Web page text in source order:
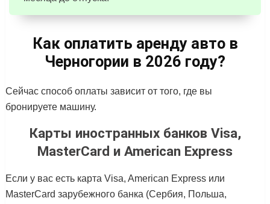
Как оплатить аренду авто в
Черногории в 2026 году?
Сейчас способ оплаты зависит от того, где вы
бронируете машину.
Карты иностранных банков Visa,
MasterCard и American Express
Если у вас есть карта Visa, American Express или
MasterCard зарубежного банка (Сербия, Польша,